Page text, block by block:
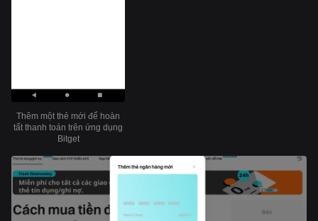
Thêm một thẻ mới để hoàn
tất thanh toán trên ứng dụng
Bitget